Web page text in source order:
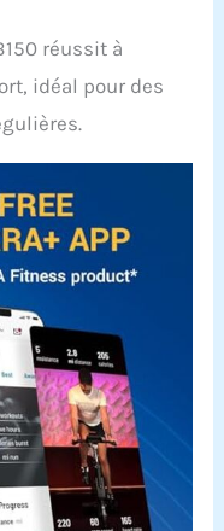
réussit à
idéal pour des